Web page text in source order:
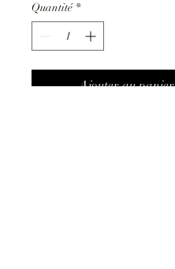
Quantité *
Ajouter au panier